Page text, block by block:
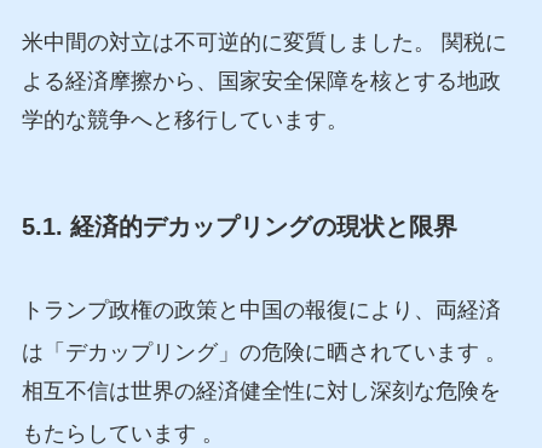
米中間の対立は不可逆的に変質しました。 関税に
よる経済摩擦から、国家安全保障を核とする地政
学的な競争へと移行しています。
5.1. 経済的デカップリングの現状と限界
トランプ政権の政策と中国の報復により、両経済
は「デカップリング」の危険に晒されています 。
相互不信は世界の経済健全性に対し深刻な危険を
もたらしています 。